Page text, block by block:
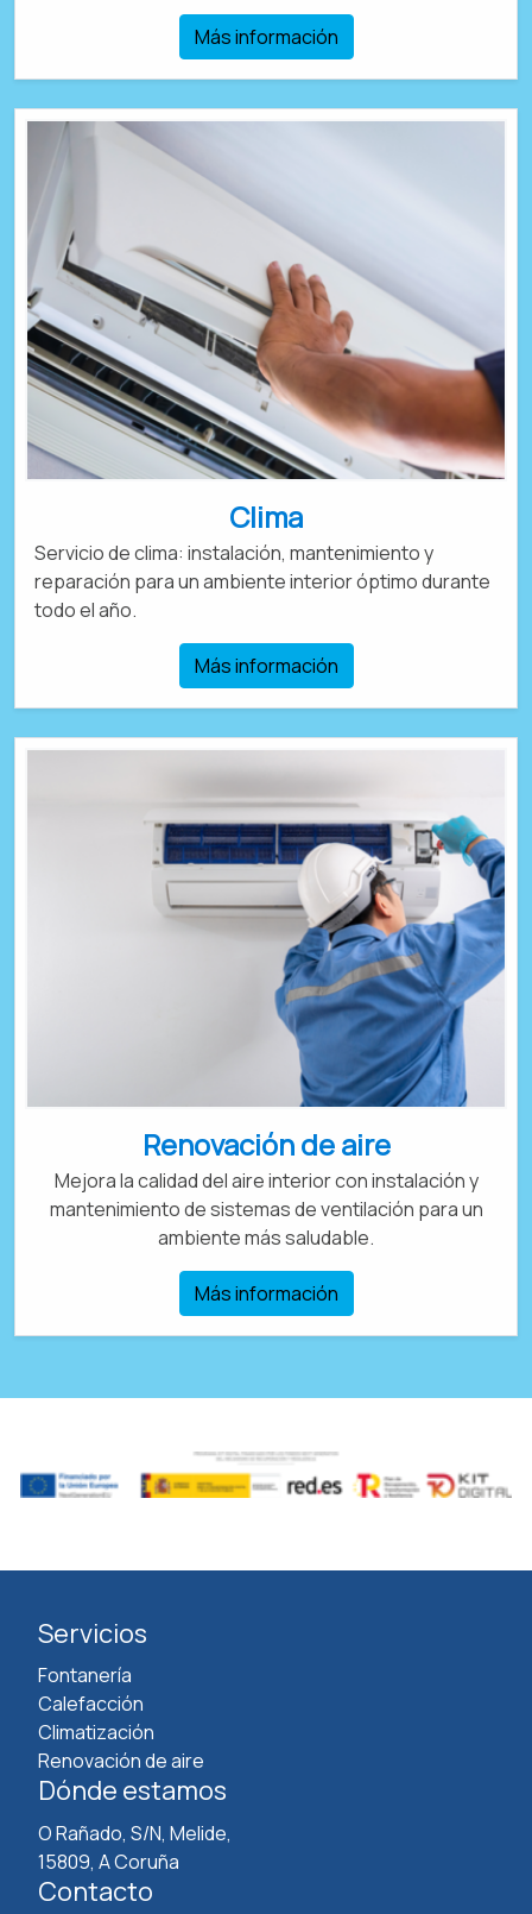
Más información
Clima
Servicio de clima: instalación, mantenimiento y
reparación para un ambiente interior óptimo durante
todo el año.
Más información
Renovación de aire
Mejora la calidad del aire interior con instalación y
mantenimiento de sistemas de ventilación para un
ambiente más saludable.
Más información
Servicios
Fontanería
Calefacción
Climatización
Renovación de aire
Dónde estamos
O Rañado, S/N, Melide,
15809, A Coruña
Contacto